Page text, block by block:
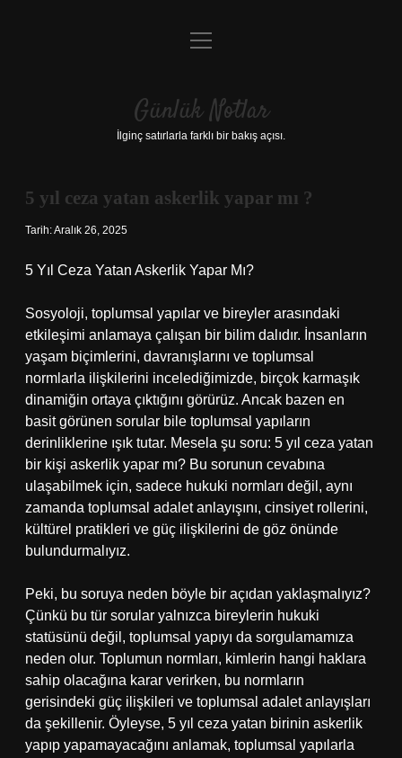
Anasayfa
Yasal Uyarı
menüyü
Günlük Notlar
İlginç satırlarla farklı bir bakış açısı.
5 yıl ceza yatan askerlik yapar mı ?
Tarih: Aralık 26, 2025
5 Yıl Ceza Yatan Askerlik Yapar Mı?
Sosyoloji, toplumsal yapılar ve bireyler arasındaki
etkileşimi anlamaya çalışan bir bilim dalıdır. İnsanların
yaşam biçimlerini, davranışlarını ve toplumsal
normlarla ilişkilerini incelediğimizde, birçok karmaşık
dinamiğin ortaya çıktığını görürüz. Ancak bazen en
basit görünen sorular bile toplumsal yapıların
derinliklerine ışık tutar. Mesela şu soru: 5 yıl ceza yatan
bir kişi askerlik yapar mı? Bu sorunun cevabına
ulaşabilmek için, sadece hukuki normları değil, aynı
zamanda toplumsal adalet anlayışını, cinsiyet rollerini,
kültürel pratikleri ve güç ilişkilerini de göz önünde
bulundurmalıyız.
Peki, bu soruya neden böyle bir açıdan yaklaşmalıyız?
Çünkü bu tür sorular yalnızca bireylerin hukuki
statüsünü değil, toplumsal yapıyı da sorgulamamıza
neden olur. Toplumun normları, kimlerin hangi haklara
sahip olacağına karar verirken, bu normların
gerisindeki güç ilişkileri ve toplumsal adalet anlayışları
da şekillenir. Öyleyse, 5 yıl ceza yatan birinin askerlik
yapıp yapamayacağını anlamak, toplumsal yapılarla